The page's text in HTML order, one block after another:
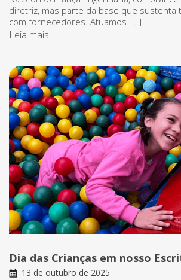
diretriz, mas parte da base que sustenta
com fornecedores. Atuamos […]
Leia mais
Dia das Crianças em nosso
13 de outubro de 2025